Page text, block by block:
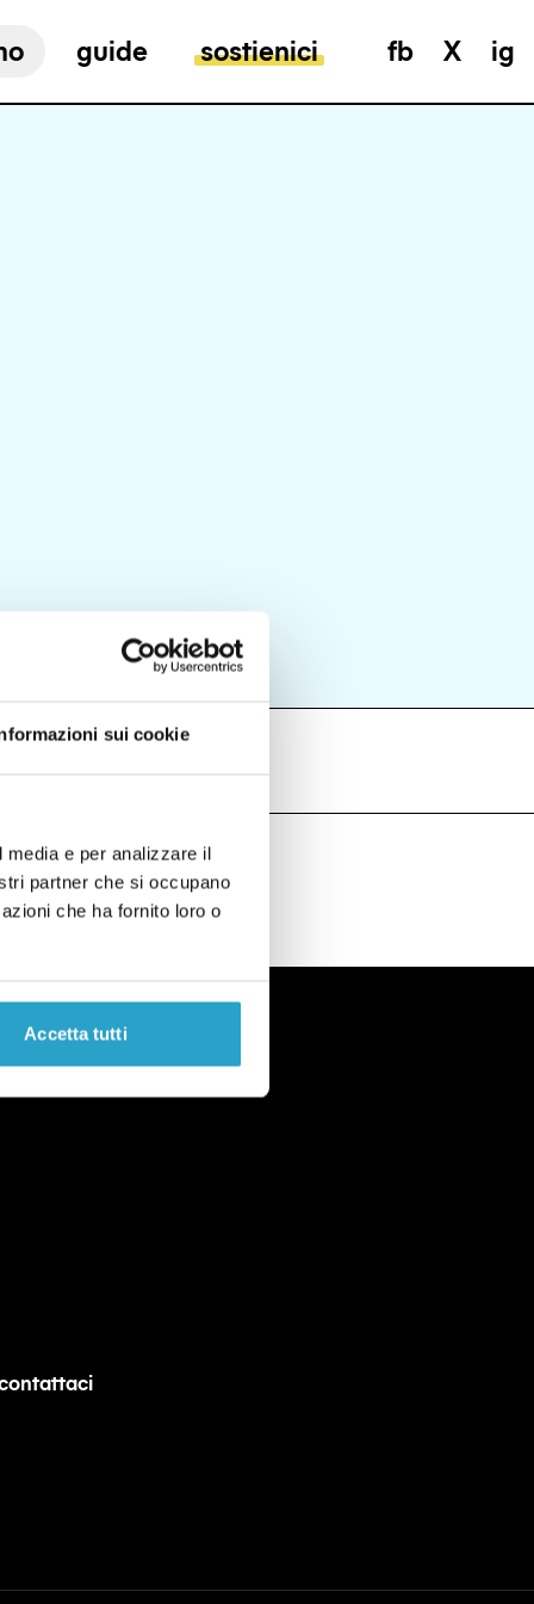
sui cookie
e per analizzare il
partner che si occupano
che ha fornito loro o
Accetta tutti
guide sostienici fb X ig